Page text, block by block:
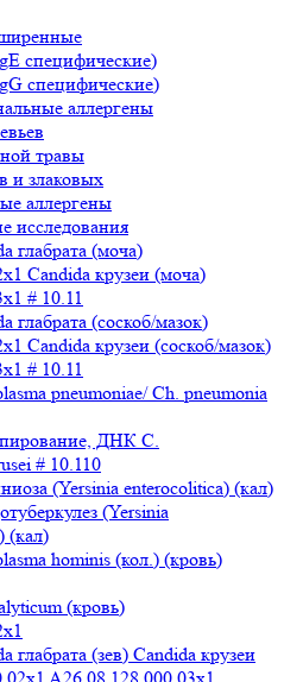
специфические)
специфические)
аллергены
травы
и злаковых
аллергены
исследования
глабрата (моча)
Candida крузеи (моча)
# 10.11
(соскоб/мазок)
Candida крузеи (соскоб/мазок)
# 10.11
pneumoniae/ Ch. pneumonia
ДНК C.
# 10.110
(Yersinia enterocolitica) (кал)
(Yersinia
(кал)
hominis (кол.) (кровь)
(кровь)
(зев) Candida крузеи